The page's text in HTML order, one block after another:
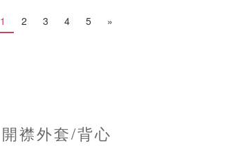
1 2 3 4 5 »
開襟外套/背心